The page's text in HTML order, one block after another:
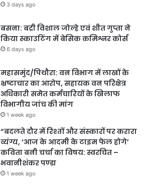
3 days ago
बसना: बद्री विशाल जोल्हे एवं शीत गुप्ता ने
किया स्काउटिंग में बेसिक कमिश्नर कोर्स
6 days ago
महासमुंद/पिथौरा: वन विभाग में लाखों के
भ्रष्टाचार का आरोप, सहायक वन परिक्षेत्र
अधिकारी समेत कर्मचारियों के खिलाफ
विभागीय जांच की मांग
1 week ago
“बदलते दौर में रिश्तों और संस्कारों पर करारा
व्यंग्य, ‘आज के आदमी के टाइम फेल होगे’
कविता बनी चर्चा का विषय: स्वरचित –
भवानीशंकर पण्डा
1 week ago